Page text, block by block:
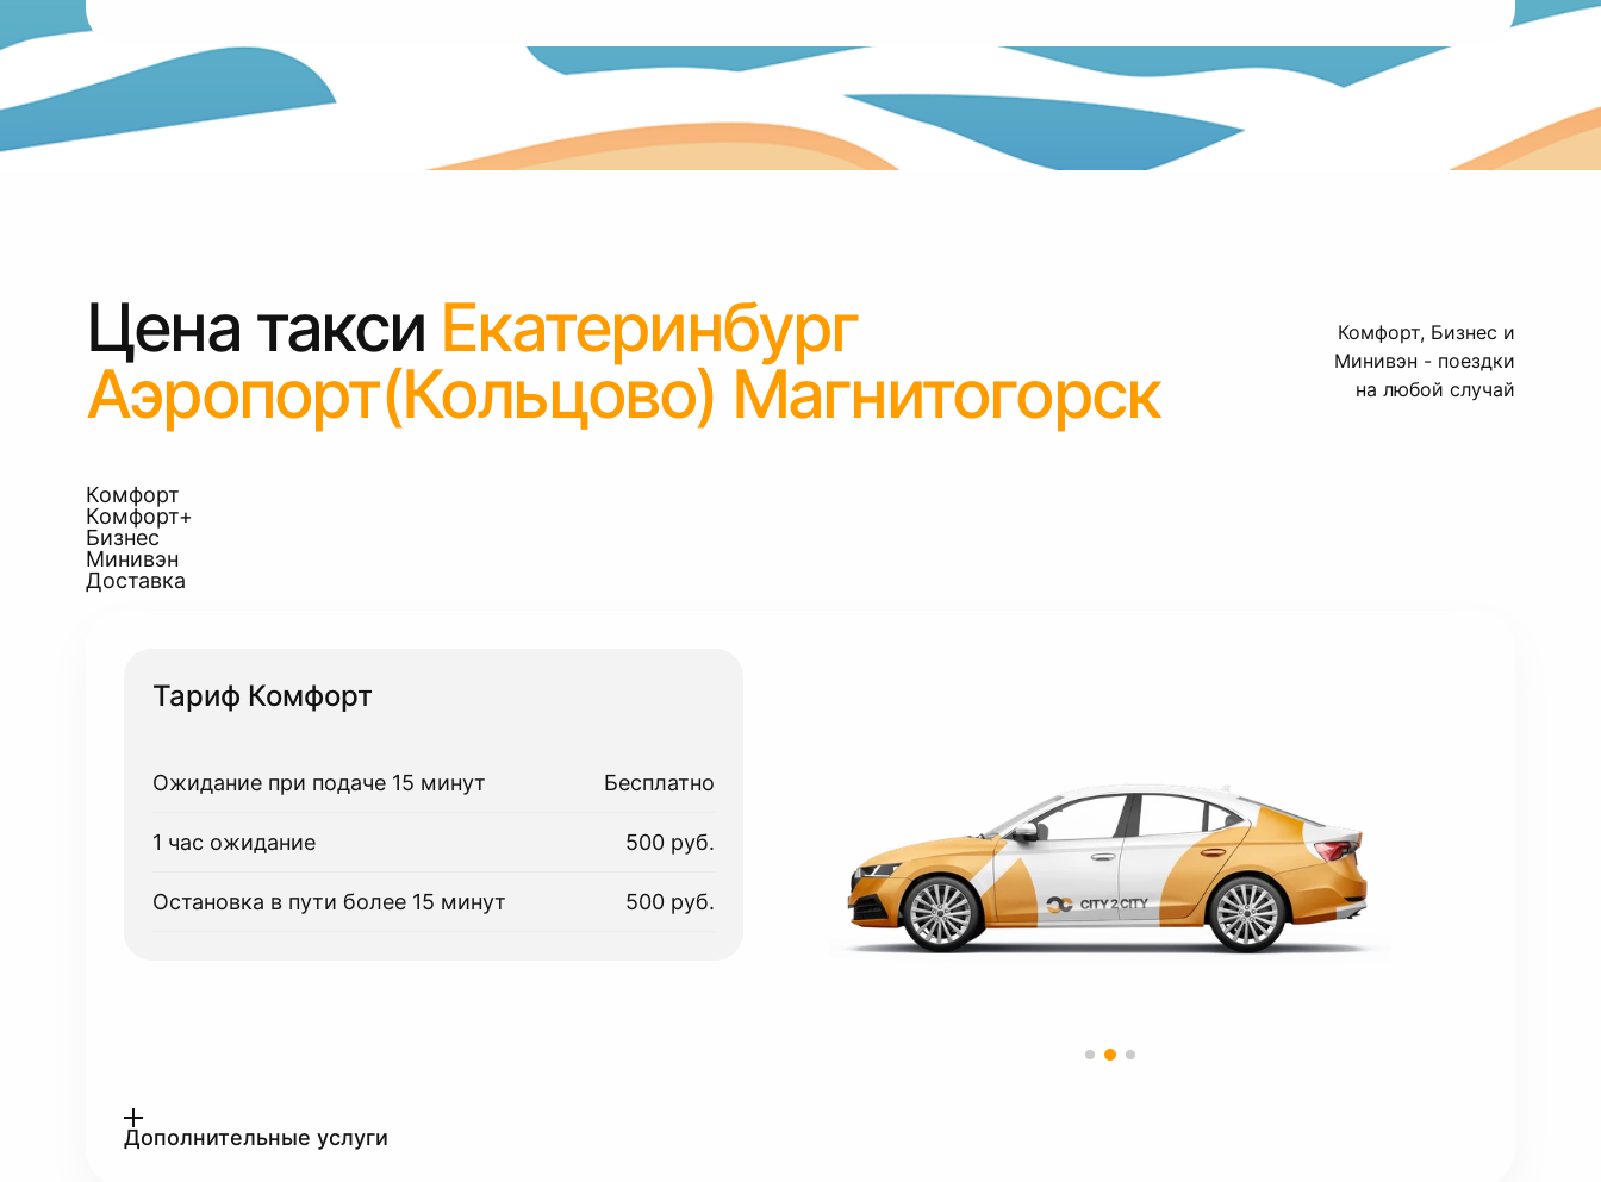
Цена такси Екатеринбург
Аэропорт(Кольцово) Магнитогорск
Комфорт, Бизнес и
Минивэн - поездки
на любой случай
Комфорт
Комфорт+
Бизнес
Минивэн
Доставка
Тариф Комфорт
Ожидание при подаче 15 минут Бесплатно
1 час ожидание 500 руб.
Остановка в пути более 15 минут 500 руб.
Дополнительные услуги